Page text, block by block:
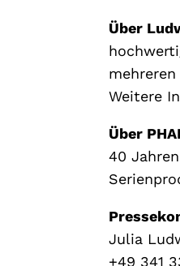
Über
Weitere
Über
40
Julia
+49 341